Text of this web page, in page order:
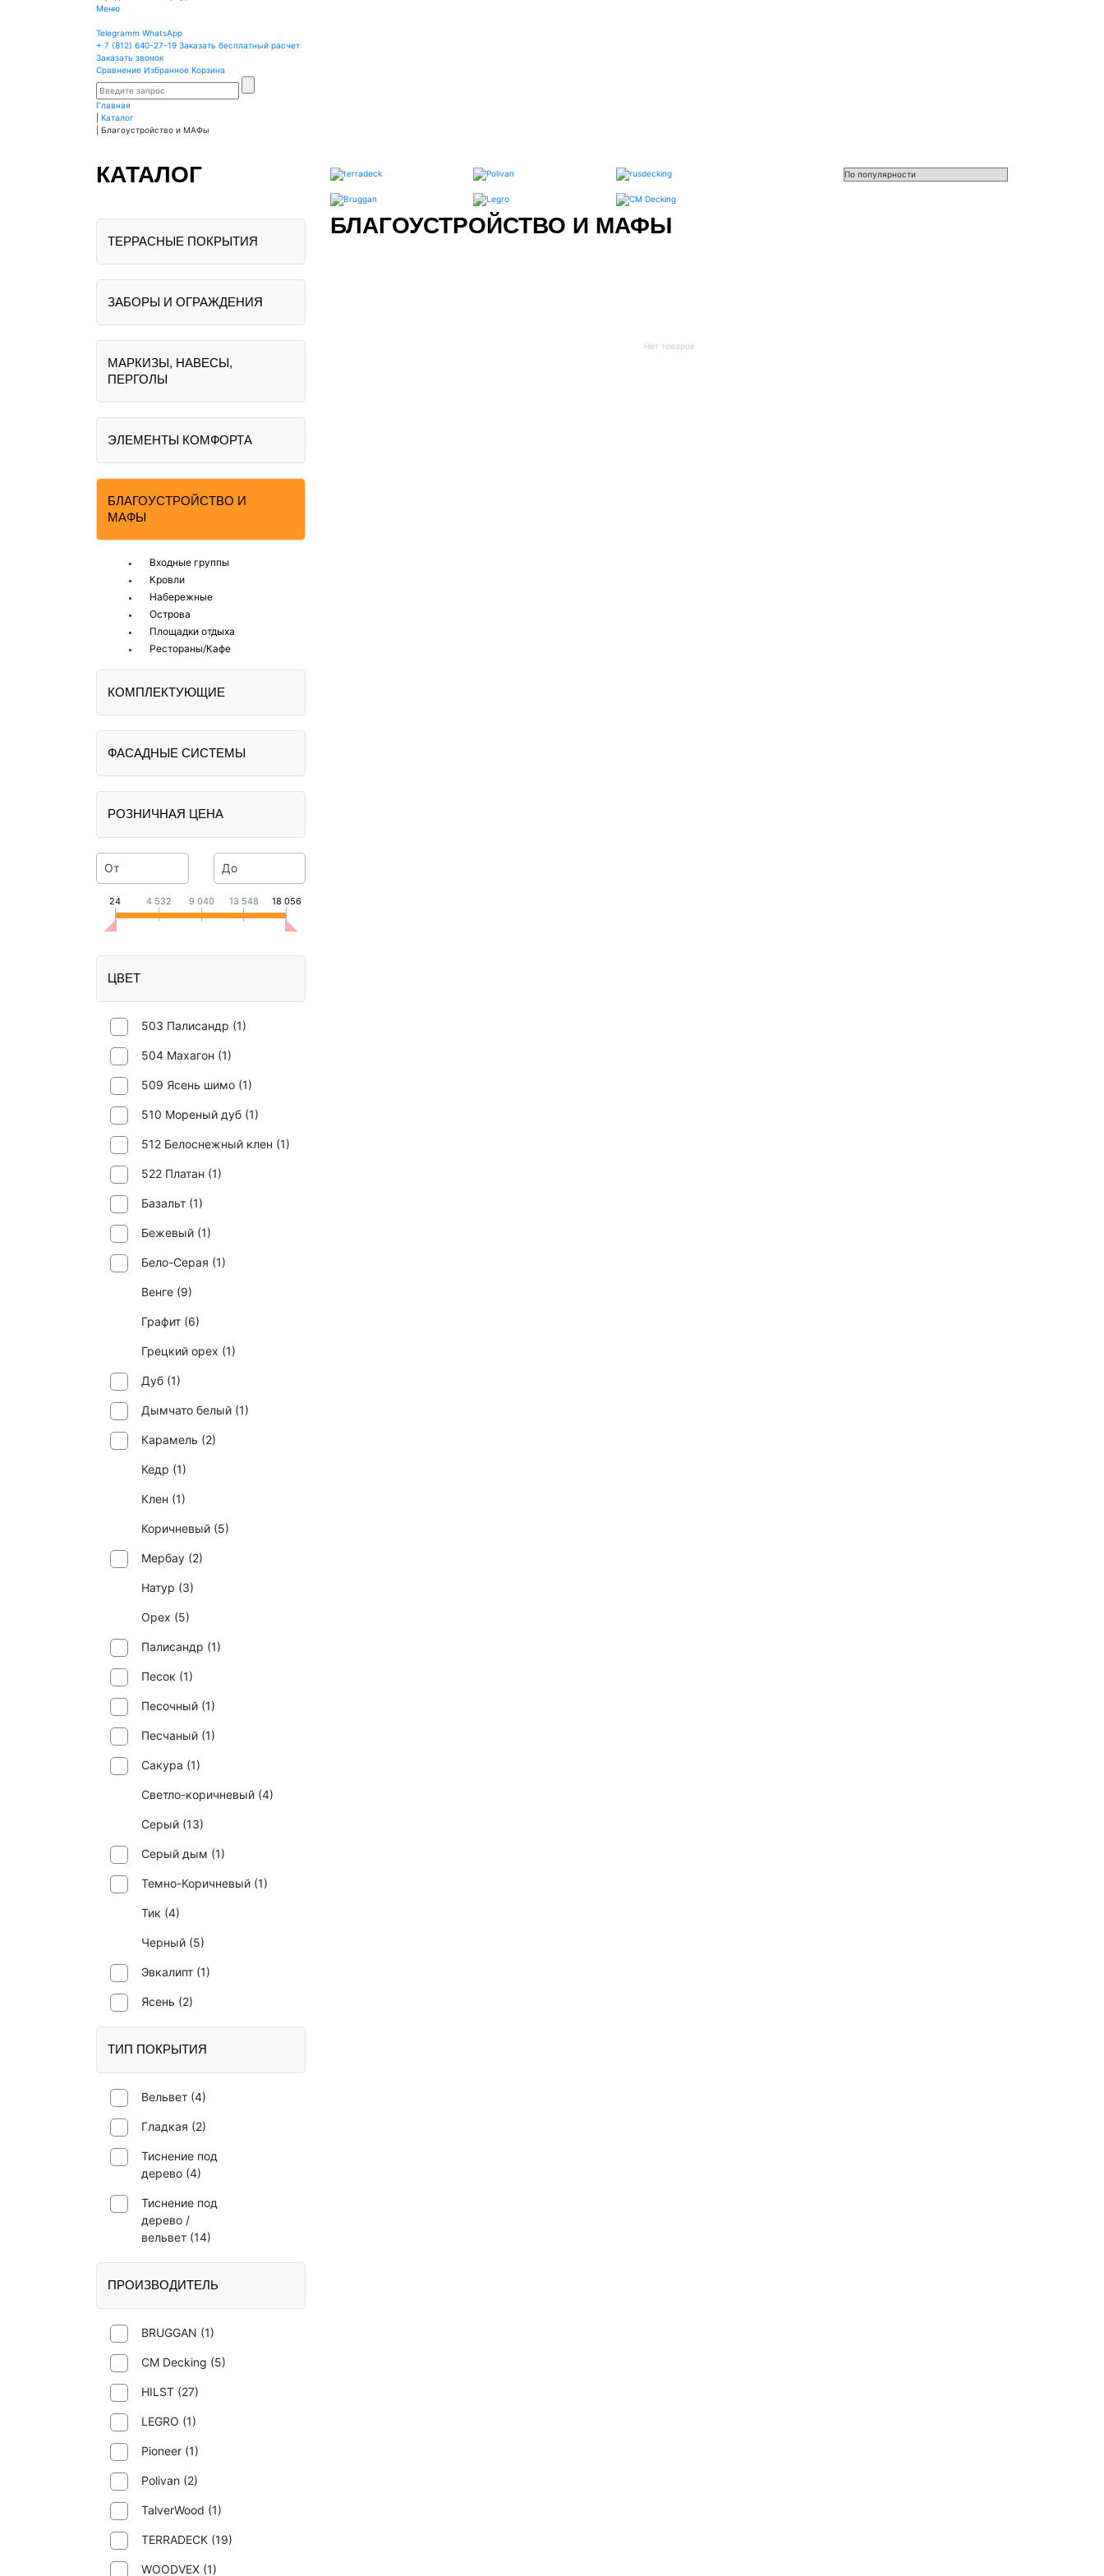
Меню
Telegramm WhatsApp
+ 7 (812) 640-27-19 Заказать бесплатный расчет
Заказать звонок
Сравнение Избранное Корзина
Главная
Каталог
Благоустройство и МАФы
КАТАЛОГ
ТЕРРАСНЫЕ ПОКРЫТИЯ
ЗАБОРЫ И ОГРАЖДЕНИЯ
МАРКИЗЫ, НАВЕСЫ,
ПЕРГОЛЫ
ЭЛЕМЕНТЫ КОМФОРТА
БЛАГОУСТРОЙСТВО И
МАФЫ
Входные группы
Кровли
Набережные
Острова
Площадки отдыха
Рестораны/Кафе
КОМПЛЕКТУЮЩИЕ
ФАСАДНЫЕ СИСТЕМЫ
РОЗНИЧНАЯ ЦЕНА
От До
24 4 532 9 040 13 548 18 056
ЦВЕТ
503 Палисандр (1)
504 Махагон (1)
509 Ясень шимо (1)
510 Мореный дуб (1)
512 Белоснежный клен (1)
522 Платан (1)
Базальт (1)
Бежевый (1)
Бело-Серая (1)
Венге (9)
Графит (6)
Грецкий орех (1)
Дуб (1)
Дымчато белый (1)
Карамель (2)
Кедр (1)
Клен (1)
Коричневый (5)
Мербау (2)
Натур (3)
Орех (5)
Палисандр (1)
Песок (1)
Песочный (1)
Песчаный (1)
Сакура (1)
Светло-коричневый (4)
Серый (13)
Серый дым (1)
Темно-Коричневый (1)
Тик (4)
Черный (5)
Эвкалипт (1)
Ясень (2)
ТИП ПОКРЫТИЯ
Вельвет (4)
Гладкая (2)
Тиснение под
дерево (4)
Тиснение под
дерево /
вельвет (14)
ПРОИЗВОДИТЕЛЬ
BRUGGAN (1)
CM Decking (5)
HILST (27)
LEGRO (1)
Pioneer (1)
Polivan (2)
TalverWood (1)
TERRADECK (19)
WOODVEX (1)
БЛАГОУСТРОЙСТВО И МАФЫ
Нет товаров